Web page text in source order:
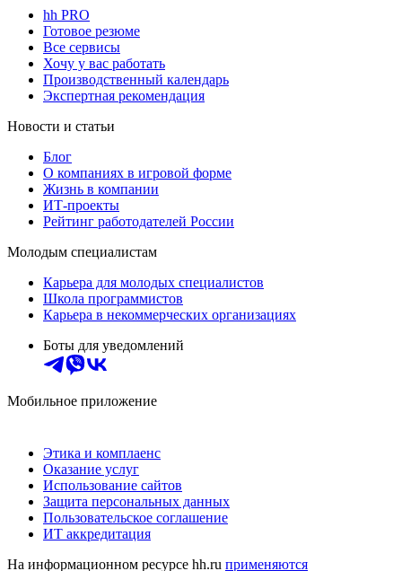
hh PRO
Готовое резюме
Все сервисы
Хочу у вас работать
Производственный календарь
Экспертная рекомендация
Новости и статьи
Блог
О компаниях в игровой форме
Жизнь в компании
ИТ-проекты
Рейтинг работодателей России
Молодым специалистам
Карьера для молодых специалистов
Школа программистов
Карьера в некоммерческих организациях
Боты для уведомлений
Мобильное приложение
Этика и комплаенс
Оказание услуг
Использование сайтов
Защита персональных данных
Пользовательское соглашение
ИТ аккредитация
На информационном ресурсе hh.ru применяются